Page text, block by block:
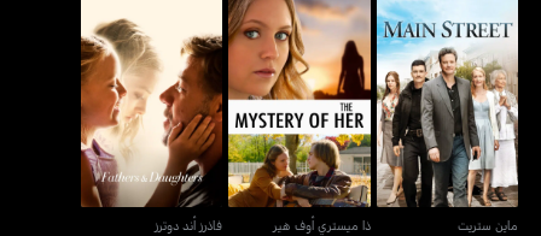
ماين ستريت
ماين ستريت
ذا ميستري أوف هير
ذا ميستري أوف هير
فاذرز أند دوترز
فاذرز أند دوترز